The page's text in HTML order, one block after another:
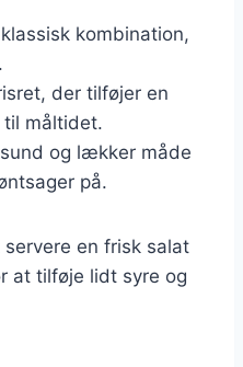
kombination,
der tilføjer en
til måltidet.
og lækker måde
på.
en frisk salat
at tilføje lidt syre og